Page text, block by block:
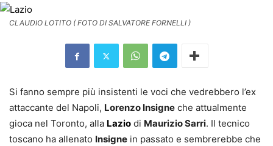
CLAUDIO LOTITO ( FOTO DI SALVATORE FORNELLI )
Si fanno sempre più insistenti le voci che vedrebbero l’ex
attaccante del Napoli, Lorenzo Insigne che attualmente
gioca nel Toronto, alla Lazio di Maurizio Sarri. Il tecnico
toscano ha allenato Insigne in passato e sembrerebbe che